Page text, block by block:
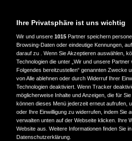
Ride begleiten
Der Honda X-Ride ist mehr
eine Reise, die jedes Jahr
dem ersten X-Ride 2024, bei
ein „X“ quer durch
und dem zweiten X-Ride
und der NT1100 die Reise
Ost, quer durch
Format 2026 mit der neuen
Runde. Dieses Jahr
grenzüberschreitendes
Ihre Privatsphäre ist uns wichtig
Wir und unsere1015 Partner speichern
Browsing-Daten oder eindeutige Kennungen,
darauf zu . Wenn Sie Akzeptieren auswählen,
Technologien die unter „Wir und unsere
Folgendes bereitzustellen“ genannten Zwecke
von Alle ablehnen oder durch Widerruf Ihrer
Technologien deaktiviert. Wenn Tracker
möglicherweise Inhalte und Anzeigen, die für
können dieses Menü jederzeit erneut aufrufen,
oder Ihre Einwilligung zu widerrufen, indem Sie
verwalten unten auf der Webseite klicken. Ihre
Website aus. Weitere Informationen finden Sie
Datenschutzerklärung.